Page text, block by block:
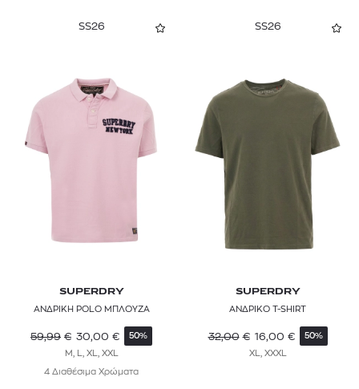
SS26
SUPERDRY
ΑΝΔΡΙΚΗ POLO ΜΠΛΟΥΖΑ
59,99 € 30,00 € 50%
M, L, XL, XXL
4 Διαθέσιμα Χρώματα
SS26
SUPERDRY
ΑΝΔΡΙΚΟ T-SHIRT
32,00 € 16,00 € 50%
XL, XXXL